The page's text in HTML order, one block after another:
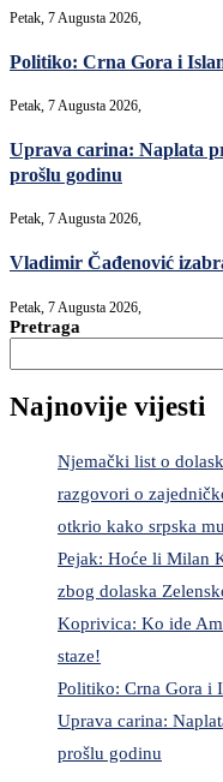
Petak, 7 Augusta 2026,
Politiko: Crna Gora i
Petak, 7 Augusta 2026,
Uprava carina: Naplata
prošlu godinu
Petak, 7 Augusta 2026,
Vladimir Čađenović
Petak, 7 Augusta 2026,
Pretraga
Najnovije vijesti
Njemački list o
razgovori o
otkrio kako srpska
Pejak: Hoće li Milan
zbog dolaska
Koprivica: Ko ide
staze!
Politiko: Crna Gora i
Uprava carina:
prošlu godinu